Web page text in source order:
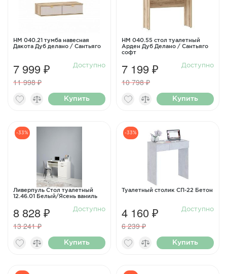
НМ 040.21 тумба навесная
Дакота Дуб делано / Сантьяго
7 999 ₽
11 998 ₽
Доступно
Купить
НМ 040.55 стол туалетный
Арден Дуб Делано / Сантьяго
софт
7 199 ₽
10 798 ₽
Доступно
Купить
-33%
Ливерпуль Стол туалетный
12.46.01 Белый/Ясень ваниль
8 828 ₽
13 241 ₽
Доступно
Купить
-33%
Туалетный столик СП-22 Бетон
4 160 ₽
6 239 ₽
Доступно
Купить